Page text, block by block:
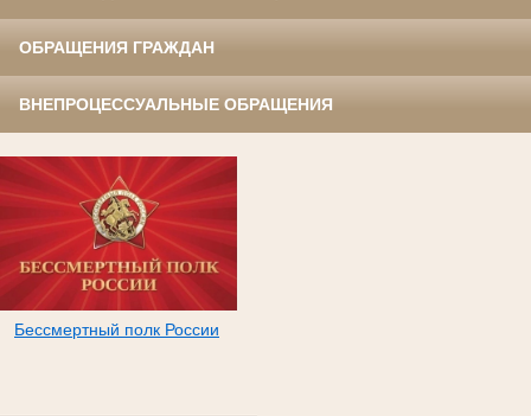
ОБРАЩЕНИЯ ГРАЖДАН
ВНЕПРОЦЕССУАЛЬНЫЕ ОБРАЩЕНИЯ
Бессмертный полк России